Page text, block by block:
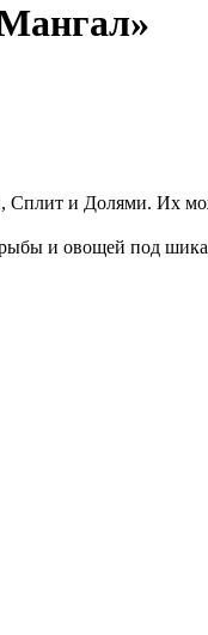
Сплит и Долями. Их
и овощей под